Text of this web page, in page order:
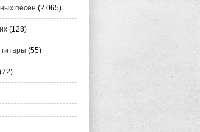
песен (2 065)
(128)
(55)
(72)